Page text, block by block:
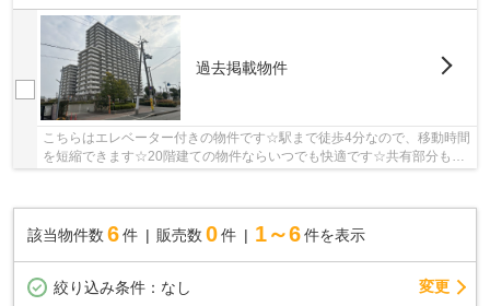
過去掲載物件
こちらはエレベーター付きの物件です☆駅まで徒歩4分なので、移動時間
を短縮できます☆20階建ての物件ならいつでも快適です☆共有部分も清
該当物件数 6件 販売数 0 件 1～6 件を表示
絞り込み条件： なし 変更